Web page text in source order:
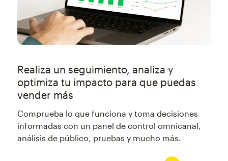
Realiza un seguimiento, analiza y
optimiza tu impacto para que puedas
vender más
Comprueba lo que funciona y toma decisiones
informadas con un panel de control omnicanal,
análisis de público, pruebas y mucho más.